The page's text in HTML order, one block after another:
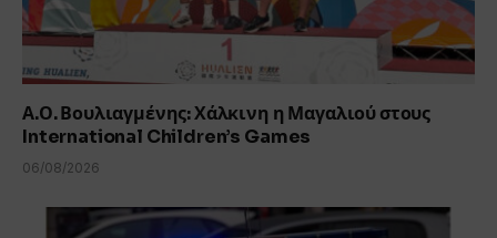
Α.Ο. Βουλιαγμένης: Χάλκινη η Μαγαλιού στους
International Children’s Games
06/08/2026